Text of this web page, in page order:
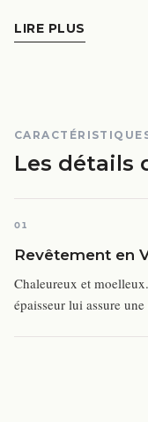
LIRE PLUS
Les détails
01
Revêtement en
Chaleureux et
épaisseur lui assure